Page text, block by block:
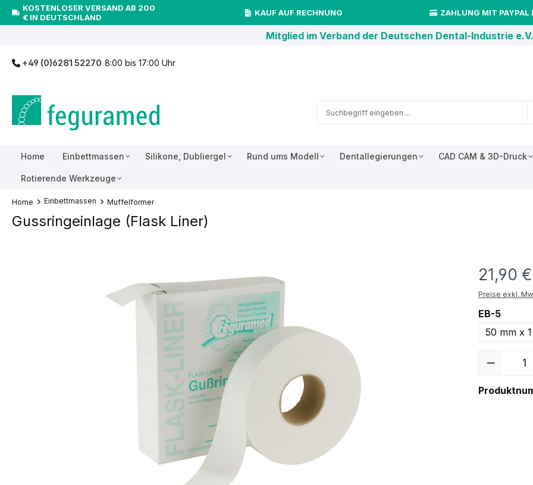
springen
KOSTENLOSER VERSAND AB 200
€ IN DEUTSCHLAND
KAUF AUF RECHNUNG ZAHLUNG MIT PAYPAL
Mitglied im Verband der Deutschen Dental-Industrie e.V.
+49 (0)6281 52270 8:00 bis 17:00 Uhr
Home Einbettmassen Silikone, Dubliergel Rund ums Modell Dentallegierungen CAD CAM & 3D-Druck
Rotierende Werkzeuge
Home Einbettmassen Muffelformer
Gussringeinlage (Flask Liner)
21,90
Preise exkl.
EB-5
50 mm x